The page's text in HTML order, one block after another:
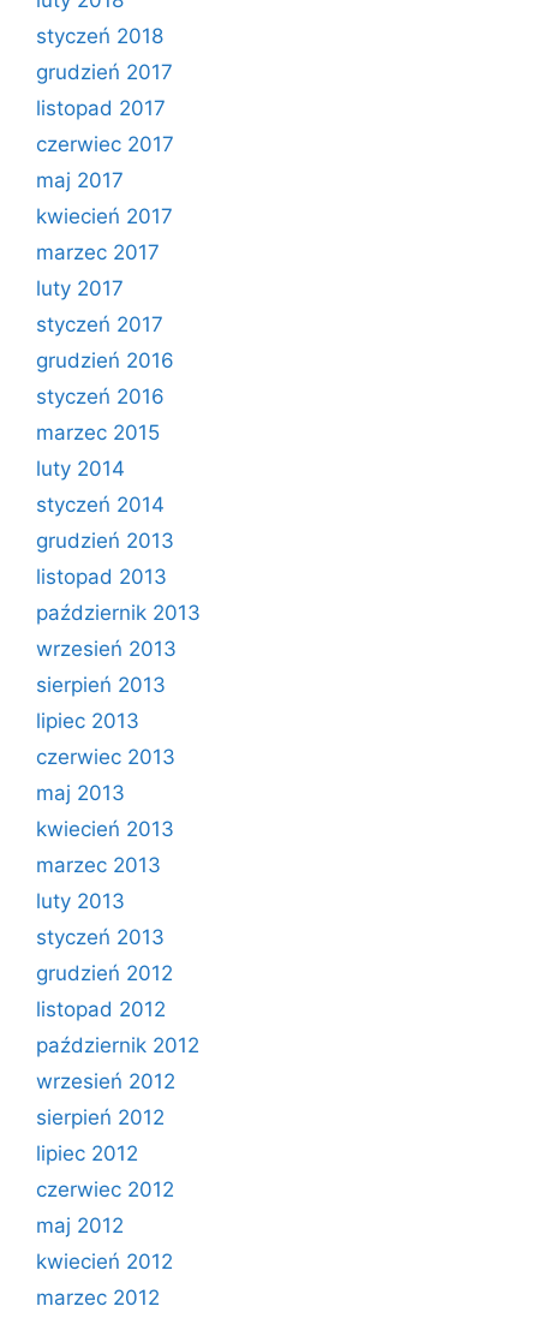
styczeń 2018
grudzień 2017
listopad 2017
czerwiec 2017
maj 2017
kwiecień 2017
marzec 2017
luty 2017
styczeń 2017
grudzień 2016
styczeń 2016
marzec 2015
luty 2014
styczeń 2014
grudzień 2013
listopad 2013
październik 2013
wrzesień 2013
sierpień 2013
lipiec 2013
czerwiec 2013
maj 2013
kwiecień 2013
marzec 2013
luty 2013
styczeń 2013
grudzień 2012
listopad 2012
październik 2012
wrzesień 2012
sierpień 2012
lipiec 2012
czerwiec 2012
maj 2012
kwiecień 2012
marzec 2012